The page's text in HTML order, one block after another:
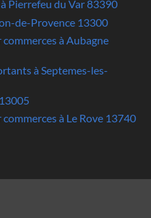
Pierrefeu du Var 83390
de-Provence 13300
à Aubagne
à Septemes-les-
à Le Rove 13740